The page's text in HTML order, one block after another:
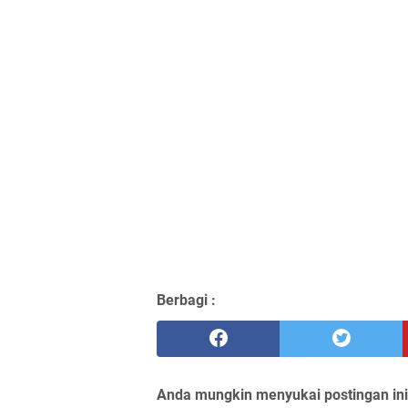
Berbagi :
Anda mungkin menyukai postingan